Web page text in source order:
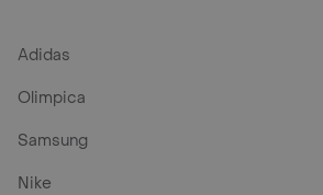
Adidas
Olimpica
Samsung
Nike